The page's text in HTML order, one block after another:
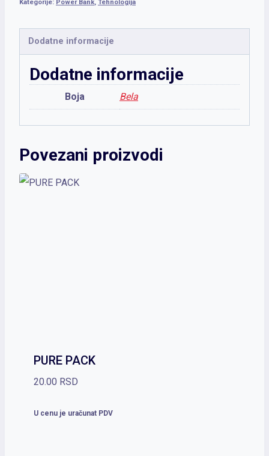
Kategorije: Power Bank, Tehnologija
Dodatne informacije
Dodatne informacije
Boja Bela
Povezani proizvodi
PURE PACK
20.00 RSD
U cenu je uračunat PDV